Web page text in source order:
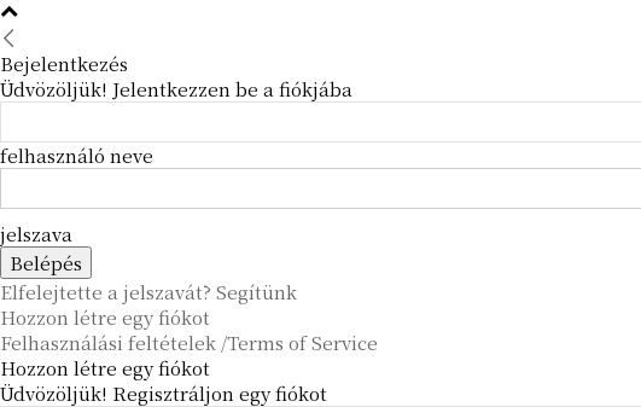
Bejelentkezés
Üdvözöljük! Jelentkezzen be a fiókjába
felhasználó neve
jelszava
Elfelejtette a jelszavát? Segítünk
Hozzon létre egy fiókot
Felhasználási feltételek /Terms of Service
Hozzon létre egy fiókot
Üdvözöljük! Regisztráljon egy fiókot